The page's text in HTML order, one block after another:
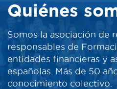
Quiénes
Somos la asociación de
responsables de
entidades financieras y
españolas. Más de 50
conocimiento colectivo.